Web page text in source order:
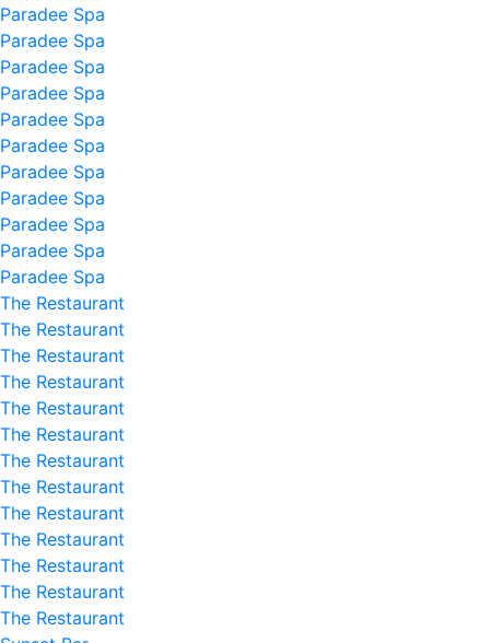
Paradee Spa
Paradee Spa
Paradee Spa
Paradee Spa
Paradee Spa
Paradee Spa
Paradee Spa
Paradee Spa
Paradee Spa
Paradee Spa
Paradee Spa
The Restaurant
The Restaurant
The Restaurant
The Restaurant
The Restaurant
The Restaurant
The Restaurant
The Restaurant
The Restaurant
The Restaurant
The Restaurant
The Restaurant
The Restaurant